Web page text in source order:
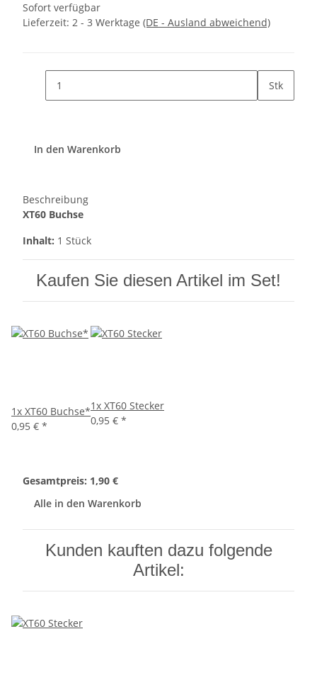
Sofort verfügbar
Lieferzeit: 2 - 3 Werktage (DE - Ausland abweichend)
Stk
In den Warenkorb
Beschreibung
XT60 Buchse
Inhalt: 1 Stück
Kaufen Sie diesen Artikel im Set!
1x XT60 Buchse*
0,95 € *
1x XT60 Stecker
0,95 € *
Gesamtpreis: 1,90 €
Alle in den Warenkorb
Kunden kauften dazu folgende
Artikel: